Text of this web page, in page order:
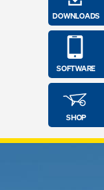
DOWNLOADS
SOFTWARE
SHOP